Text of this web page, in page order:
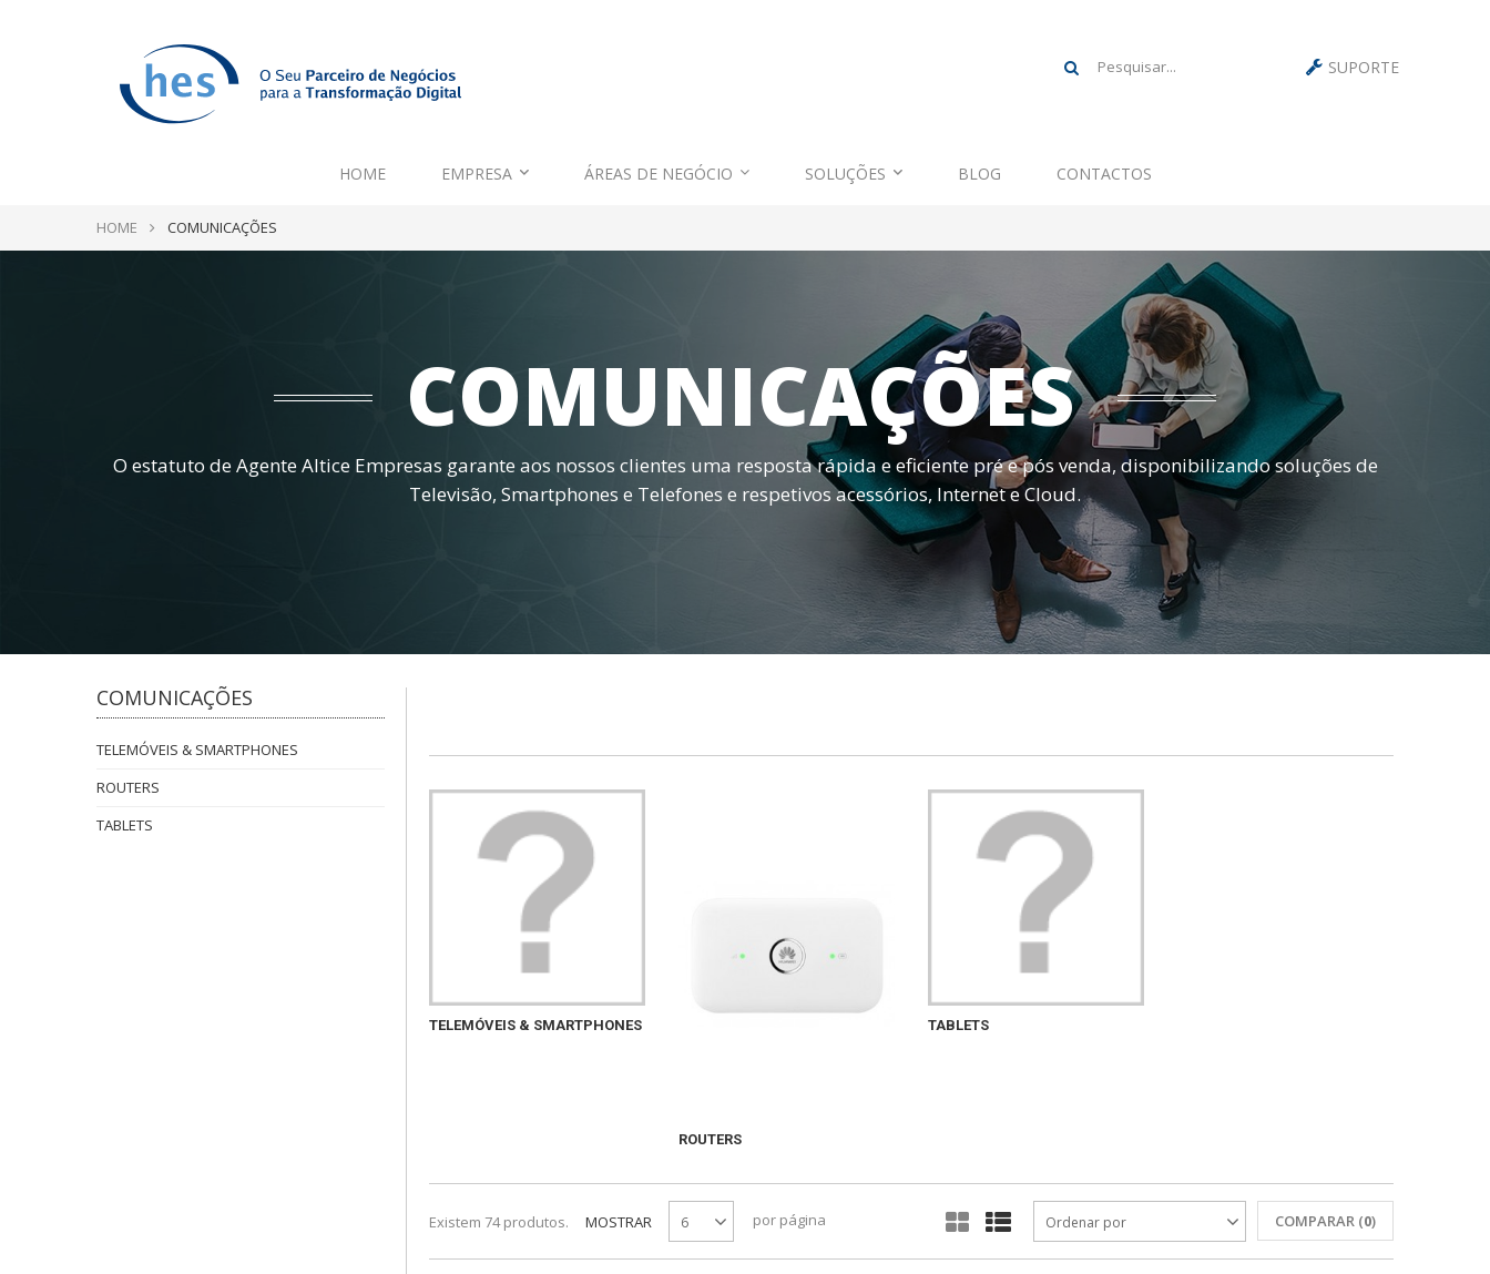
SUPORTE
HOME EMPRESA ÁREAS DE NEGÓCIO SOLUÇÕES BLOG CONTACTOS
HOME COMUNICAÇÕES
COMUNICAÇÕES
O estatuto de Agente Altice Empresas garante aos nossos clientes uma resposta rápida e eficiente pré e pós venda, disponibilizando soluções de
Televisão, Smartphones e Telefones e respetivos acessórios, Internet e Cloud.
COMUNICAÇÕES
TELEMÓVEIS & SMARTPHONES
ROUTERS
TABLETS
TELEMÓVEIS & SMARTPHONES
ROUTERS
TABLETS
Existem 74 produtos. MOSTRAR 6 por página COMPARAR (0)
Ordenar por